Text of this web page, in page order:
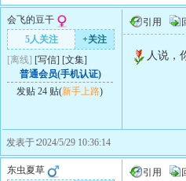
会飞的豆干
5人关注
+关注
[离线] [写信] [文集]
普通会员(手机认证)
发贴 24 贴(新手上路)
引用
人说，
发表于∶2024/5/29 10:36:14
东虫夏草
引用